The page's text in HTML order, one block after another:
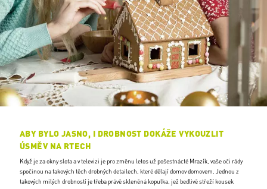
ABY BYLO JASNO, I DROBNOST DOKÁŽE VYKOUZLIT
ÚSMĚV NA RTECH
Když je za okny slota a v televizi je pro změnu letos už pošestnácté Mrazík, vaše oči rády
spočinou na takových těch drobných detailech, které dělají domov domovem. Jednou z
takových milých drobností je třeba právě skleněná kopulka, jež bedlivě střeží kousek